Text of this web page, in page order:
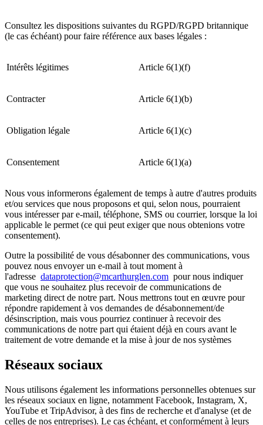
Consultez les dispositions suivantes du RGPD/RGPD britannique
(le cas échéant) pour faire référence aux bases légales :
Intérêts légitimes Article 6(1)(f)
Contracter Article 6(1)(b)
Obligation légale Article 6(1)(c)
Consentement Article 6(1)(a)
Nous vous informerons également de temps à autre d'autres produits
et/ou services que nous proposons et qui, selon nous, pourraient
vous intéresser par e-mail, téléphone, SMS ou courrier, lorsque la loi
applicable le permet (ce qui peut exiger que nous obtenions votre
consentement).
Outre la possibilité de vous désabonner des communications, vous
pouvez nous envoyer un e-mail à tout moment à
l'adresse dataprotection@mcarthurglen.com pour nous indiquer
que vous ne souhaitez plus recevoir de communications de
marketing direct de notre part. Nous mettrons tout en œuvre pour
répondre rapidement à vos demandes de désabonnement/de
désinscription, mais vous pourriez continuer à recevoir des
communications de notre part qui étaient déjà en cours avant le
traitement de votre demande et la mise à jour de nos systèmes
Réseaux sociaux
Nous utilisons également les informations personnelles obtenues sur
les réseaux sociaux en ligne, notamment Facebook, Instagram, X,
YouTube et TripAdvisor, à des fins de recherche et d'analyse (et de
celles de nos entreprises). Le cas échéant, et conformément à leurs